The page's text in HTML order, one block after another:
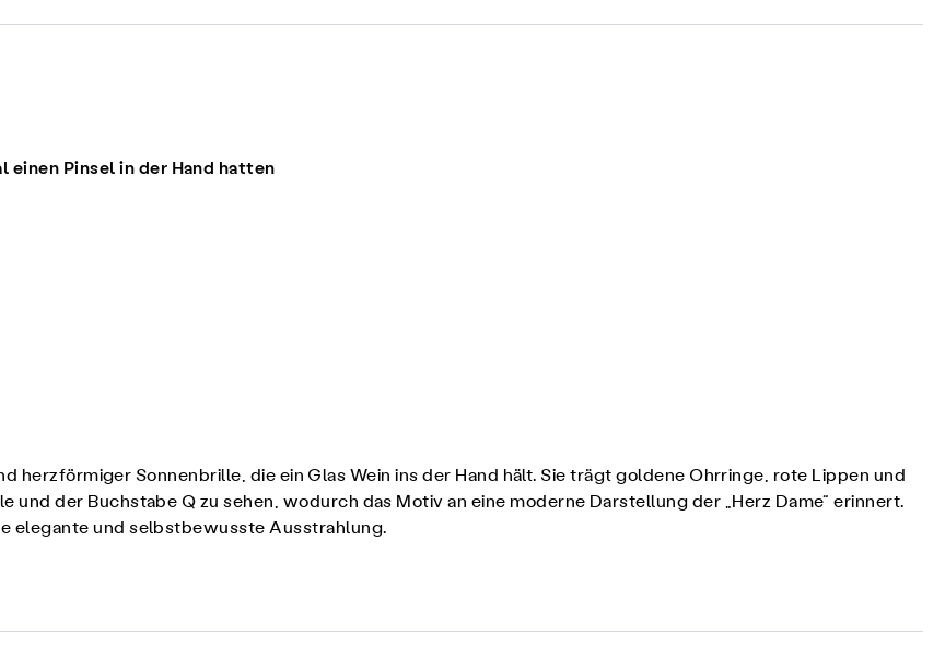
einen Pinsel in der Hand hatten
herzförmiger Sonnenbrille, die ein Glas Wein ins der Hand hält. Sie trägt goldene Ohrringe, rote Lippen und
der Buchstabe Q zu sehen, wodurch das Motiv an eine moderne Darstellung der „Herz Dame“ erinnert.
elegante und selbstbewusste Ausstrahlung.